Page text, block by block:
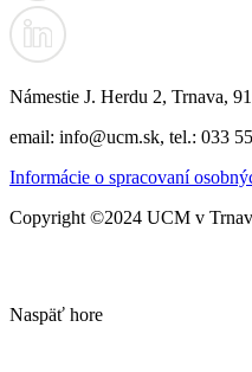
Námestie J. Herdu 2, Trnava,
email: info@ucm.sk, tel.: 033
Informácie o spracovaní
Copyright ©2024 UCM v
Naspäť hore